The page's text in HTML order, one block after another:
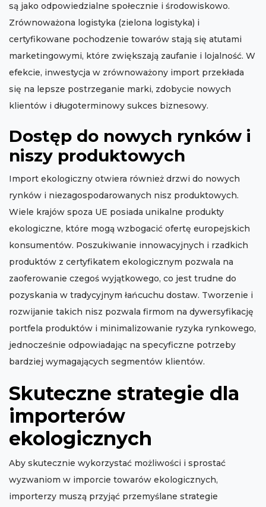
są jako odpowiedzialne społecznie i środowiskowo.
Zrównoważona logistyka (zielona logistyka) i
certyfikowane pochodzenie towarów stają się atutami
marketingowymi, które zwiększają zaufanie i lojalność. W
efekcie, inwestycja w zrównoważony import przekłada
się na lepsze postrzeganie marki, zdobycie nowych
klientów i długoterminowy sukces biznesowy.
Dostęp do nowych rynków i
niszy produktowych
Import ekologiczny otwiera również drzwi do nowych
rynków i niezagospodarowanych nisz produktowych.
Wiele krajów spoza UE posiada unikalne produkty
ekologiczne, które mogą wzbogacić ofertę europejskich
konsumentów. Poszukiwanie innowacyjnych i rzadkich
produktów z certyfikatem ekologicznym pozwala na
zaoferowanie czegoś wyjątkowego, co jest trudne do
pozyskania w tradycyjnym łańcuchu dostaw. Tworzenie i
rozwijanie takich nisz pozwala firmom na dywersyfikację
portfela produktów i minimalizowanie ryzyka rynkowego,
jednocześnie odpowiadając na specyficzne potrzeby
bardziej wymagających segmentów klientów.
Skuteczne strategie dla
importerów
ekologicznych
Aby skutecznie wykorzystać możliwości i sprostać
wyzwaniom w imporcie towarów ekologicznych,
importerzy muszą przyjąć przemyślane strategie